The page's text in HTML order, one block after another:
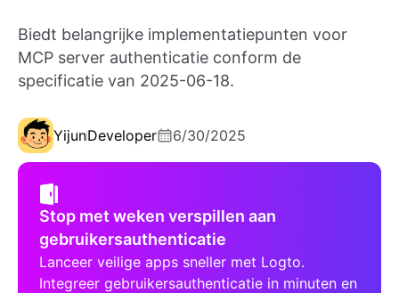
Biedt belangrijke implementatiepunten voor
MCP server authenticatie conform de
specificatie van 2025-06-18.
YijunDeveloper 6/30/2025
Stop met weken verspillen aan
gebruikersauthenticatie
Lanceer veilige apps sneller met Logto.
Integreer gebruikersauthenticatie in minuten en